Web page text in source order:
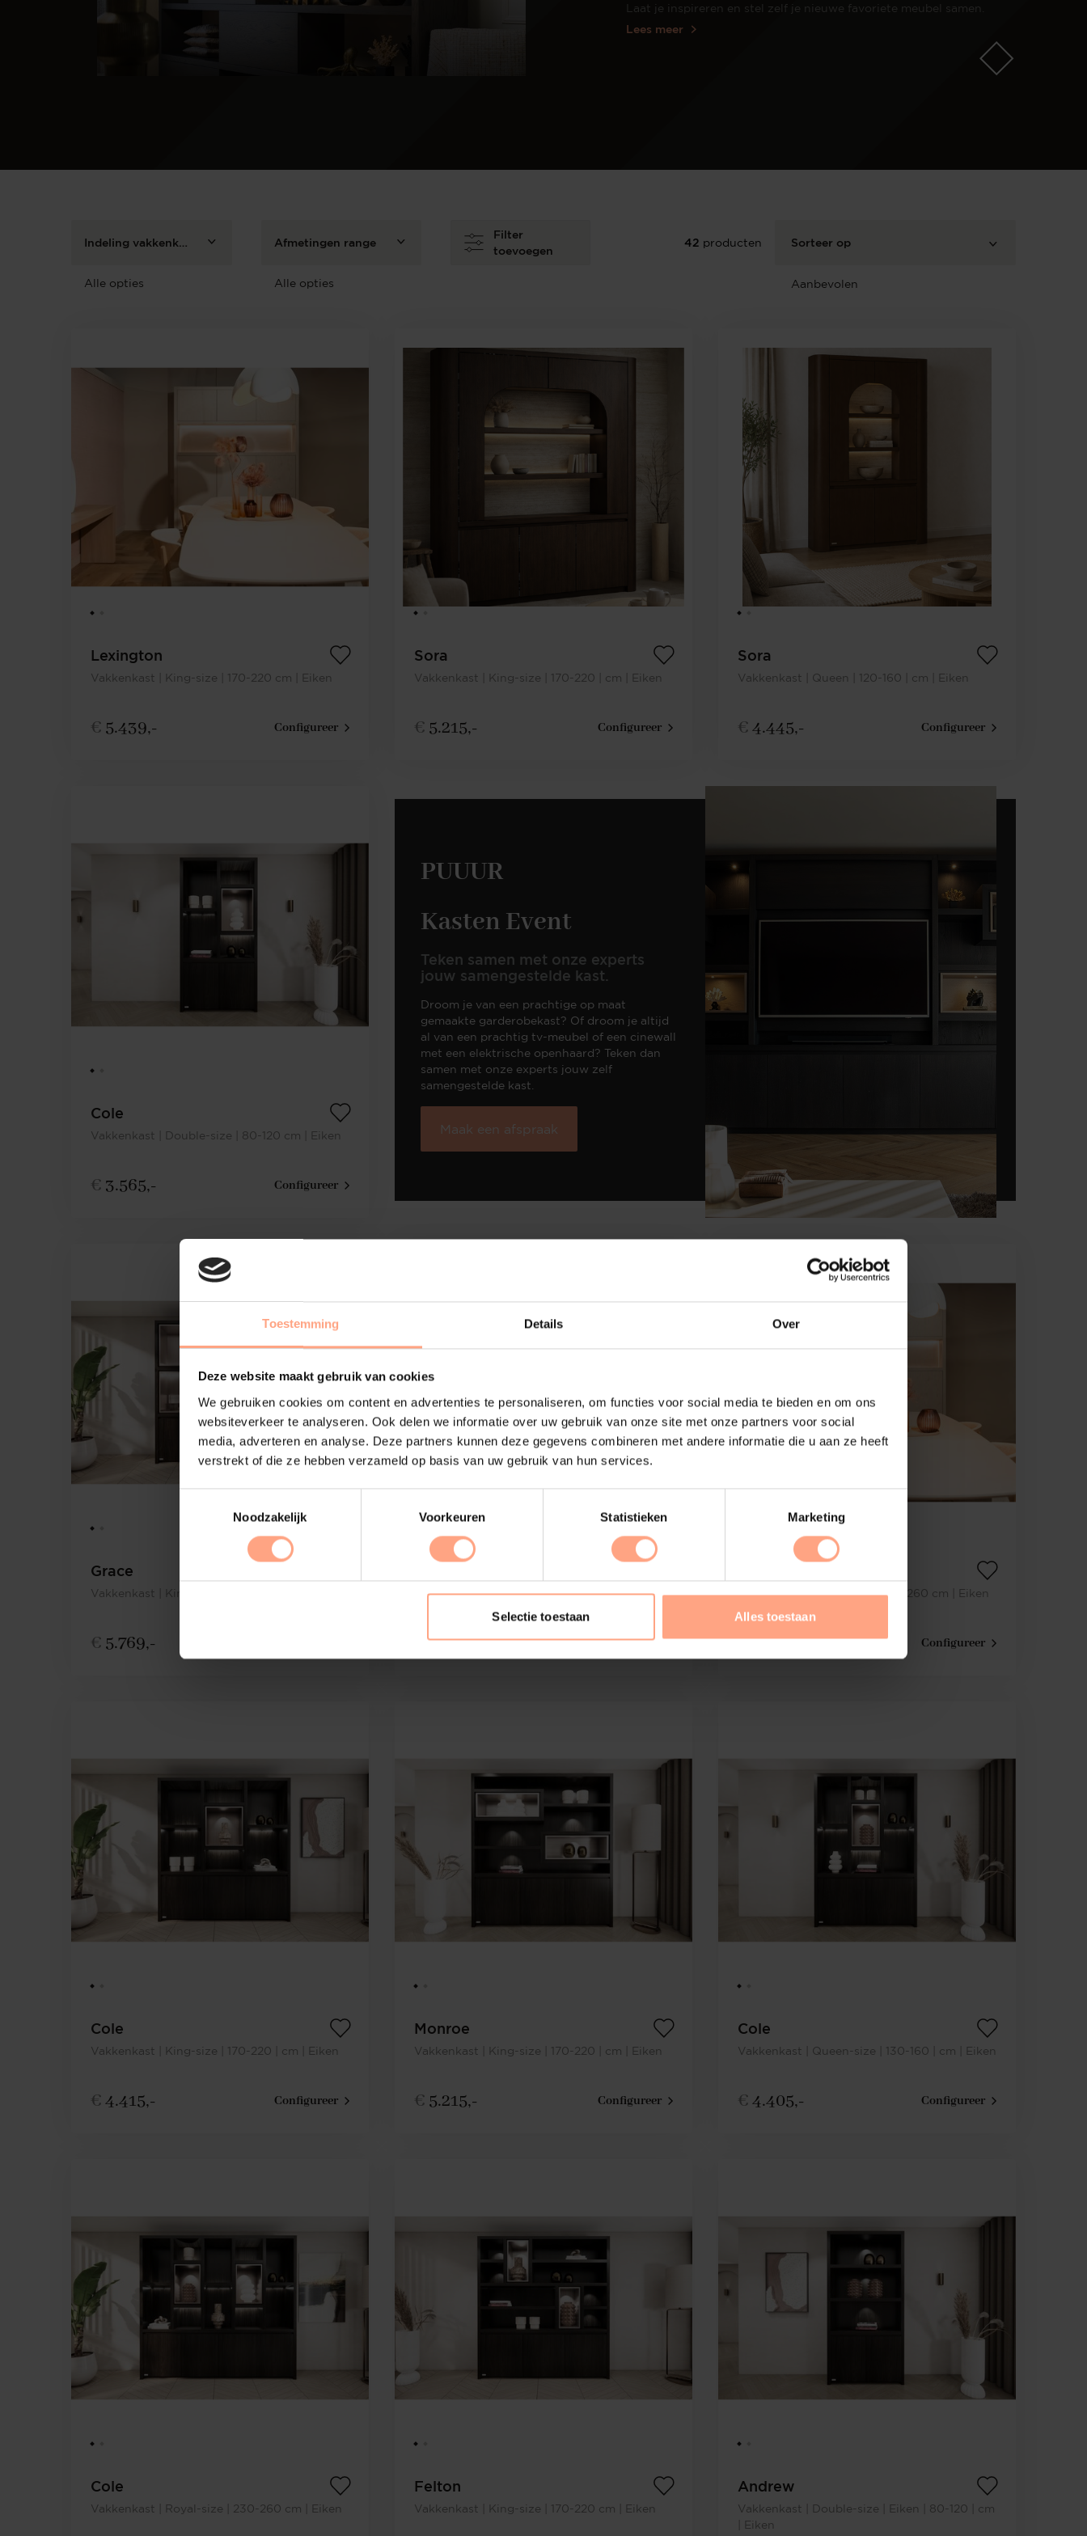
Toestemming Details Over
Deze website maakt gebruik van cookies
We gebruiken cookies om content en advertenties te personaliseren, om functies voor social media te bieden en om ons
websiteverkeer te analyseren. Ook delen we informatie over uw gebruik van onze site met onze partners voor social
media, adverteren en analyse. Deze partners kunnen deze gegevens combineren met andere informatie die u aan ze heeft
verstrekt of die ze hebben verzameld op basis van uw gebruik van hun services.
Noodzakelijk Voorkeuren Statistieken Marketing
Selectie toestaan Alles toestaan
Wijnpalen
Laat je inspireren en stel zelf je nieuwe favoriete meubel samen.
Lees meer
Indeling vakkenkast
Alle opties
Afmetingen range
Alle opties
Filter
toevoegen
42 producten Sorteer op
Aanbevolen
Lexington
Vakkenkast | King-size | 170-220 cm | Eiken
€ 5.439,- Configureer
Sora
Vakkenkast | King-size | 170-220 | cm | Eiken
€ 5.215,- Configureer
Sora
Vakkenkast | Queen | 120-160 | cm | Eiken
€4.445,- Configureer
Cole
Vakkenkast | Double-size | 80-120 cm | Eiken
€ 3.565,- Configureer
Grace
Vakkenkast | King-size | 170-220 cm | Eiken
€ 5.769,-
Vakkenkast | Royal-size | 230-260 cm | Eiken
5.685,- Configureer
Vakkenkast | Royal-size | 230-260 cm | Eiken
€5.685,- Configureer
Cole
Vakkenkast | King-size | 170-220 | cm | Eiken
€4.415,- Configureer
Monroe
Vakkenkast | King-size | 170-220 | cm | Eiken
€ 5.215,- Configureer
Cole
Vakkenkast | Queen-size | 130-160 | cm | Eiken
€4.405,- Configureer
Cole
Vakkenkast | Royal-size | 230-260 cm | Eiken
Felton
Vakkenkast | King-size | 170-220 cm | Eiken
Andrew
Vakkenkast | Double-size | Eiken | 80-120 | cm
| Eiken
PUUUR
Kasten Event
Teken samen met onze experts
jouw samengestelde kast.
Droom je van een prachtige op maat
gemaakte garderobekast? Of droom je altijd
al van een prachtig tv-meubel of een cinewall
met een elektrische openhaard? Teken dan
samen met onze experts jouw zelf
samengestelde kast.
Maak een afspraak